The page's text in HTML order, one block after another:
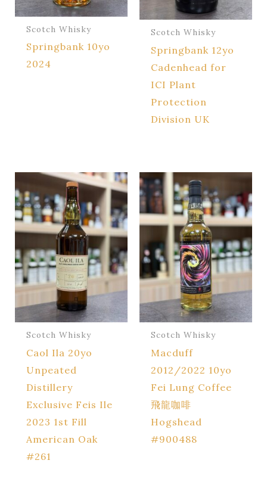
Scotch Whisky
Springbank 10yo
2024
Scotch Whisky
Springbank 12yo
Cadenhead for
ICI Plant
Protection
Division UK
Scotch Whisky
Caol Ila 20yo
Unpeated
Distillery
Exclusive Feis Ile
2023 1st Fill
American Oak
#261
Scotch Whisky
Macduff
2012/2022 10yo
Fei Lung Coffee
飛龍咖啡
Hogshead
#900488